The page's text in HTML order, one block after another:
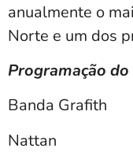
anualmente o
Norte e um dos
Programação
Banda Grafith
Nattan